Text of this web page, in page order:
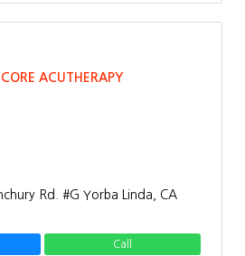
ACUTHERAPY
Rd. #G Yorba Linda, CA
Call